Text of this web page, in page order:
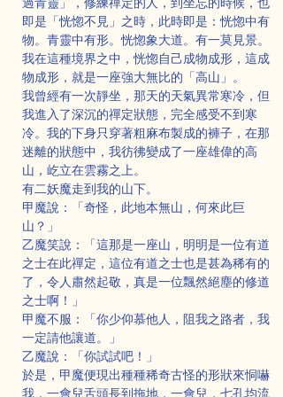
即是「恍惚不見」之時，此時即是：恍惚中有
物。青靈中有形。恍惚象大道。有一莫見景。
我在這種境界之中，恍惚自己成物成形，這成
物成形，就是一座強大無比的「高山」。
我曾經有一次靜坐，那天的天氣異常寒冷，但
我進入了深沉的禪定狀態，完全感受不到寒
冷。我的下身只穿著粗麻布製成的褲子，在那
迷離的狀態中，我彷彿變成了一座雄偉的高
山，屹立在雲霧之上。
有二妖魔走到我的山下。
甲魔說：「奇怪，此地本無山，何來此巨
山？」
乙魔笑說：「這那是一座山，明明是一位有道
之士在此禪定，這位有道之士也是甚為稀有的
了，令人肅然起敬，真是一位飄然絕塵的修道
之士啊！」
甲魔不服：「你少仰慕他人，阻我之路者，我
一定請他讓道。」
乙魔說：「你試試吧！」
於是，甲魔便現出種種稀奇古怪的形狀來恫嚇
我，一會兒舌頭長到拖地，一會兒，七孔均流